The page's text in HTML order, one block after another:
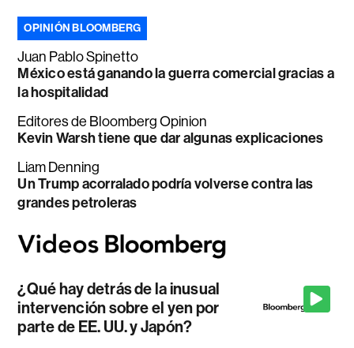
OPINIÓN BLOOMBERG
Juan Pablo Spinetto
México está ganando la guerra comercial gracias a
la hospitalidad
Editores de Bloomberg Opinion
Kevin Warsh tiene que dar algunas explicaciones
Liam Denning
Un Trump acorralado podría volverse contra las
grandes petroleras
¿Qué hay detrás de la inusual
intervención sobre el yen por
parte de EE. UU. y Japón?